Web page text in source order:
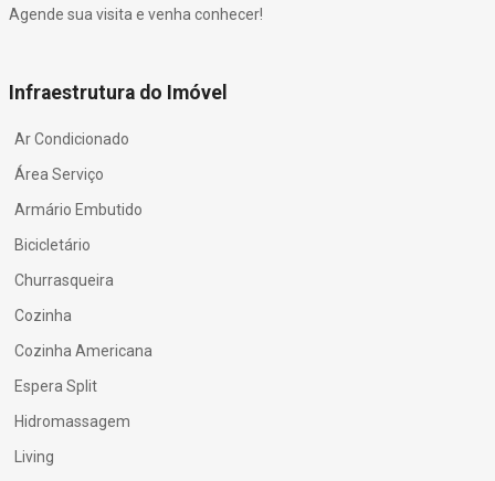
Agende sua visita e venha conhecer!
Infraestrutura do Imóvel
Ar Condicionado
Área Serviço
Armário Embutido
Bicicletário
Churrasqueira
Cozinha
Cozinha Americana
Espera Split
Hidromassagem
Living